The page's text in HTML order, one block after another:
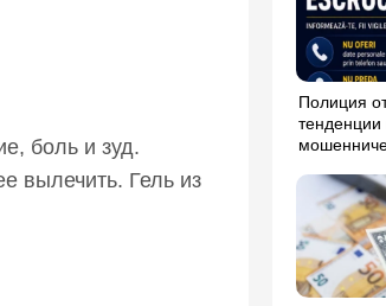
боль и зуд.
вылечить. Гель из
Полиция